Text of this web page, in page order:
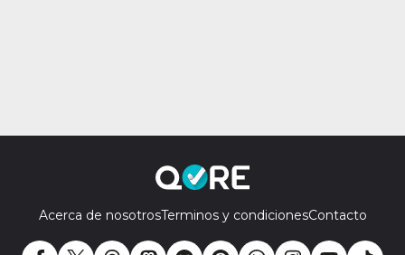
Acerca de nosotrosTerminos y condicionesContacto